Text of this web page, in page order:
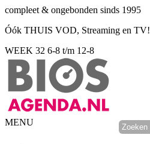
compleet & ongebonden sinds 1995
Óók THUIS VOD, Streaming en TV!
WEEK 32 6-8 t/m 12-8
MENU